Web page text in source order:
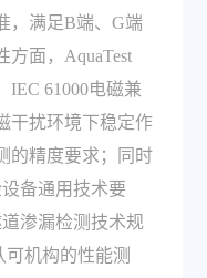
，满足B端、G端
方面，AquaTest
IEC 61000电磁兼
干扰环境下稳定作
的精度要求；同时
备通用技术要
渗漏检测技术规
机构的性能测